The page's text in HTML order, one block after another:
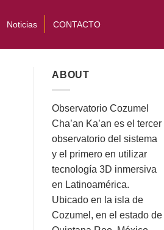
Noticias CONTACTO
ABOUT
Observatorio Cozumel
Cha’an Ka’an es el tercer
observatorio del sistema
y el primero en utilizar
tecnología 3D inmersiva
en Latinoamérica.
Ubicado en la isla de
Cozumel, en el estado de